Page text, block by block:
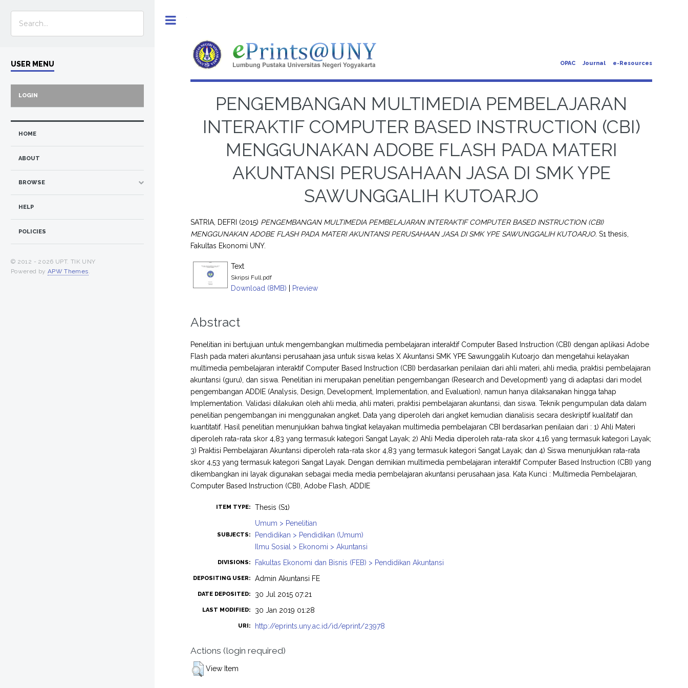
OPAC Journal e-Resources
PENGEMBANGAN MULTIMEDIA PEMBELAJARAN
INTERAKTIF COMPUTER BASED INSTRUCTION (CBI)
MENGGUNAKAN ADOBE FLASH PADA MATERI
AKUNTANSI PERUSAHAAN JASA DI SMK YPE
SAWUNGGALIH KUTOARJO
SATRIA, DEFRI (2015) PENGEMBANGAN MULTIMEDIA PEMBELAJARAN INTERAKTIF COMPUTER BASED INSTRUCTION (CBI)
MENGGUNAKAN ADOBE FLASH PADA MATERI AKUNTANSI PERUSAHAAN JASA DI SMK YPE SAWUNGGALIH KUTOARJO. S1 thesis,
Fakultas Ekonomi UNY.
Text
Skripsi Full.pdf
Download (8MB) | Preview
Abstract
Penelitian ini bertujuan untuk mengembangkan multimedia pembelajaran interaktif Computer Based Instruction (CBI) dengan aplikasi Adobe
Flash pada materi akuntansi perusahaan jasa untuk siswa kelas X Akuntansi SMK YPE Sawunggalih Kutoarjo dan mengetahui kelayakan
multimedia pembelajaran interaktif Computer Based Instruction (CBI) berdasarkan penilaian dari ahli materi, ahli media, praktisi pembelajaran
akuntansi (guru), dan siswa. Penelitian ini merupakan penelitian pengembangan (Research and Development) yang di adaptasi dari model
pengembangan ADDIE (Analysis, Design, Development, Implementation, and Evaluation), namun hanya dilaksanakan hingga tahap
Implementation. Validasi dilakukan oleh ahli media, ahli materi, praktisi pembelajaran akuntansi, dan siswa. Teknik pengumpulan data dalam
penelitian pengembangan ini menggunakan angket. Data yang diperoleh dari angket kemudian dianalisis secara deskriptif kualitatif dan
kuantitatif. Hasil penelitian menunjukkan bahwa tingkat kelayakan multimedia pembelajaran CBI berdasarkan penilaian dari : 1) Ahli Materi
diperoleh rata-rata skor 4,83 yang termasuk kategori Sangat Layak; 2) Ahli Media diperoleh rata-rata skor 4,16 yang termasuk kategori Layak;
3) Praktisi Pembelajaran Akuntansi diperoleh rata-rata skor 4,83 yang termasuk kategori Sangat Layak; dan 4) Siswa menunjukkan rata-rata
skor 4,53 yang termasuk kategori Sangat Layak. Dengan demikian multimedia pembelajaran interaktif Computer Based Instruction (CBI) yang
dikembangkan ini layak digunakan sebagai media media pembelajaran akuntansi perusahaan jasa. Kata Kunci : Multimedia Pembelajaran,
Computer Based Instruction (CBI), Adobe Flash, ADDIE
ITEM TYPE: Thesis (S1)
SUBJECTS:
Umum > Penelitian
Pendidikan > Pendidikan (Umum)
Ilmu Sosial > Ekonomi > Akuntansi
DIVISIONS: Fakultas Ekonomi dan Bisnis (FEB) > Pendidikan Akuntansi
DEPOSITING USER: Admin Akuntansi FE
DATE DEPOSITED: 30 Jul 2015 07:21
LAST MODIFIED: 30 Jan 2019 01:28
URI: http://eprints.uny.ac.id/id/eprint/23978
Actions (login required)
View Item
USER MENU
LOGIN
HOME
ABOUT
BROWSE
HELP
POLICIES
© 2012 - 2026 UPT. TIK UNY
Powered by APW Themes